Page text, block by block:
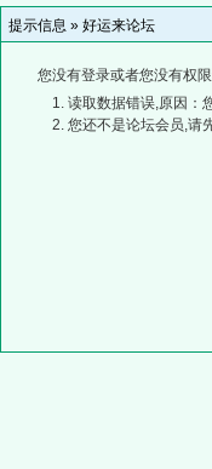
提示信息 » 好运来论坛
您没有登录或者您没有权
读取数据错误,原因：
您还不是论坛会员,请